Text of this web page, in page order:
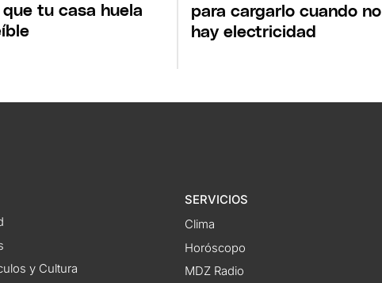
que tu casa huela
para cargarlo cuando no
hay electricidad
y Cultura
SERVICIOS
Clima
Horóscopo
MDZ Radio